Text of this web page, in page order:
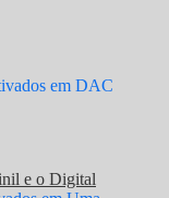
em DAC
e o Digital